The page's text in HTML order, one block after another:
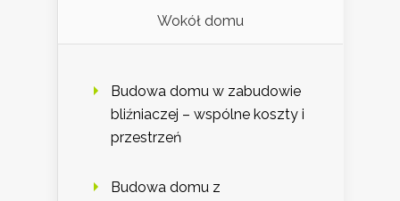
Wokół domu
Budowa domu w zabudowie
bliźniaczej – wspólne koszty i
przestrzeń
Budowa domu z